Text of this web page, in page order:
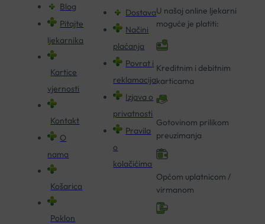
Blog
Pitajte
ljekarnika
Kartice
vjernosti
Kontakt
O
nama
Košarica
Poklon
Dostava
Načini
plaćanja
Povrat i
reklamacija
Izjava o
privatnosti
Pravila
o
kolačićima
U našoj online ljekarni
moguće je platiti:
Kreditnim i debitnim
karticama
Gotovinom prilikom
preuzimanja
Općom uplatnicom /
virmanom